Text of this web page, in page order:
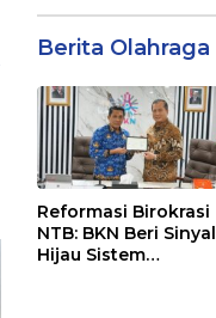
Berita Olahraga
Reformasi Birokrasi
NTB: BKN Beri Sinyal
Hijau Sistem